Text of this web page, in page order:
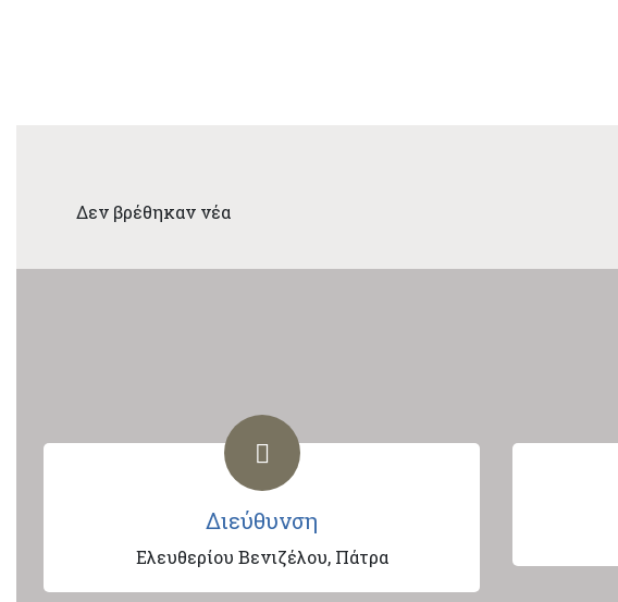
Δεν βρέθηκαν νέα
Διεύθυνση
Ελευθερίου Βενιζέλου, Πάτρα